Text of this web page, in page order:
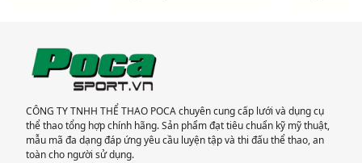
CÔNG TY TNHH THỂ THAO POCA chuyên cung cấp lưới và dụng cụ
thể thao tổng hợp chính hãng. Sản phẩm đạt tiêu chuẩn kỹ mỹ thuật,
mẫu mã đa dạng đáp ứng yêu cầu luyện tập và thi đấu thể thao, an
toàn cho người sử dụng.